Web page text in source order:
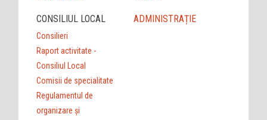
CONSILIUL LOCAL
Consilieri
Raport activitate -
Consiliul Local
Comisii de specialitate
Regulamentul de
organizare şi
ADMINISTRAȚIE